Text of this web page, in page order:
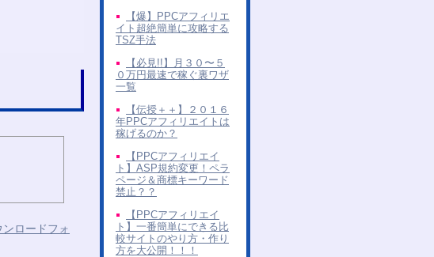
【爆】PPCアフィリエ
イト超絶簡単に攻略する
TSZ手法
【必見!!】月３０〜５
０万円最速で稼ぐ裏ワザ
一覧
【伝授＋＋】２０１６
年PPCアフィリエイトは
稼げるのか？
【PPCアフィリエイ
ト】ASP規約変更！ペラ
ページ＆商標キーワード
禁止？？
【PPCアフィリエイ
ト】一番簡単にできる比
較サイトのやり方・作り
方を大公開！！！